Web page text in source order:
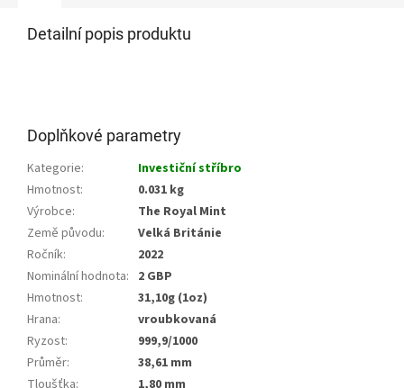
Detailní popis produktu
Doplňkové parametry
Kategorie:
Investiční stříbro
Hmotnost:
0.031 kg
Výrobce:
The Royal Mint
Země původu:
Velká Británie
Ročník:
2022
Nominální hodnota: 2 GBP
Hmotnost:
31,10g (1oz)
Hrana:
vroubkovaná
Ryzost:
999,9/1000
Průměr:
38,61 mm